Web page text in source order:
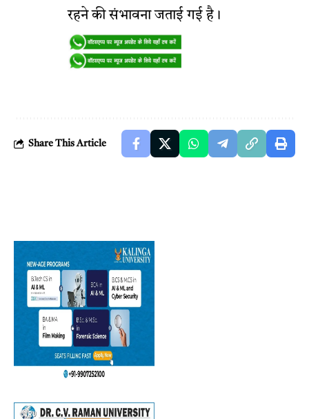
रहने की संभावना जताई गई है।
Share This Article